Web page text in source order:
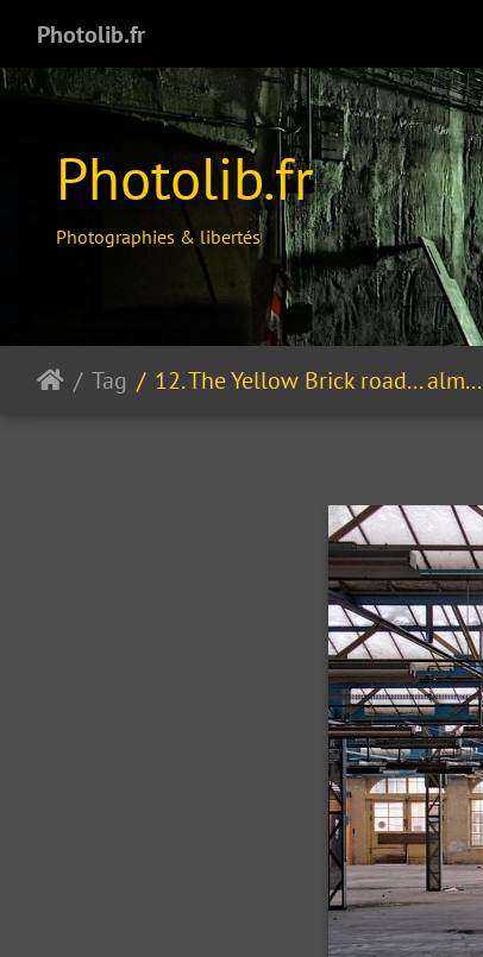
Photolib.fr
Photolib.fr
Photographies & libertés
Tag 12. The Yellow Brick road... almost / La route de briques jaunes